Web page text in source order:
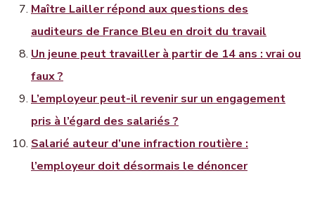
Maître Lailler répond aux questions des
auditeurs de France Bleu en droit du travail
Un jeune peut travailler à partir de 14 ans : vrai ou
faux ?
L’employeur peut-il revenir sur un engagement
pris à l’égard des salariés ?
Salarié auteur d’une infraction routière :
l’employeur doit désormais le dénoncer